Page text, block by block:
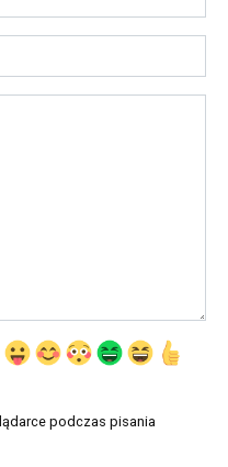
podczas pisania